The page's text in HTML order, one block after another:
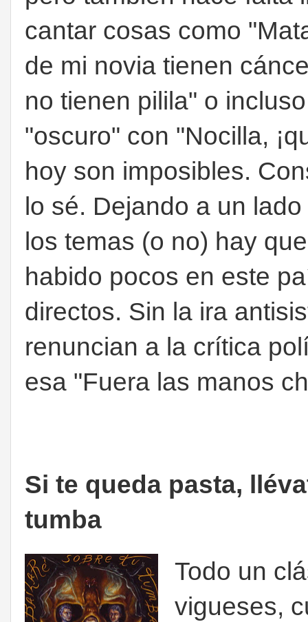
cantar cosas como
de mi novia tienen
no tienen pilila" o
"oscuro" con "Nocilla,
hoy son imposibles.
lo sé. Dejando a un
los temas (o no) hay
habido pocos en este
directos. Sin la ira
renuncian a la crítica
esa "Fuera las manos
Si te queda pasta,
tumba
Todo un
vigueses,